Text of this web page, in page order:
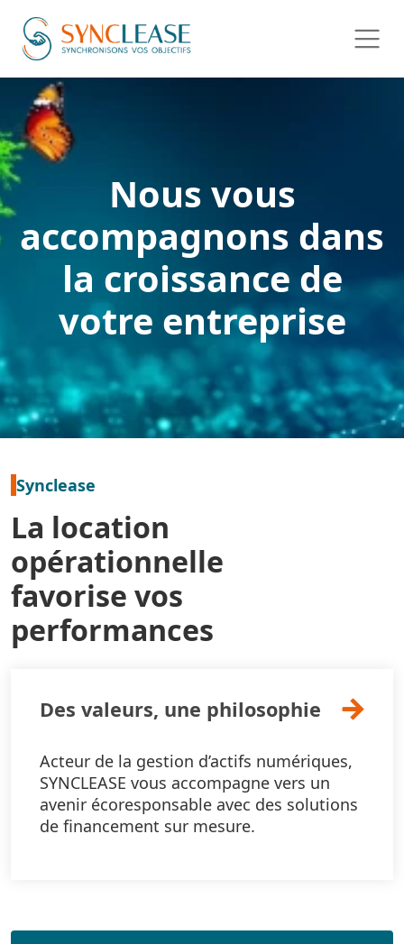
Nous vous
accompagnons dans
la croissance de
votre entreprise
Synclease
La location
opérationnelle
favorise vos
performances
Des valeurs, une philosophie
Acteur de la gestion d’actifs numériques,
SYNCLEASE vous accompagne vers un
avenir écoresponsable avec des solutions
de financement sur mesure.